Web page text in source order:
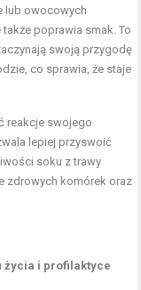
lub owocowych
poprawia smak. To
swoją przygodę
co sprawia, że staje
reakcje swojego
lepiej przyswoić
soku z trawy
zdrowych komórek oraz
życia i profilaktyce